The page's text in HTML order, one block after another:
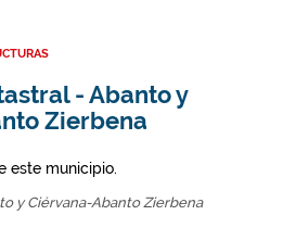
- Abanto y
Zierbena
este municipio.
y Ciérvana-Abanto Zierbena